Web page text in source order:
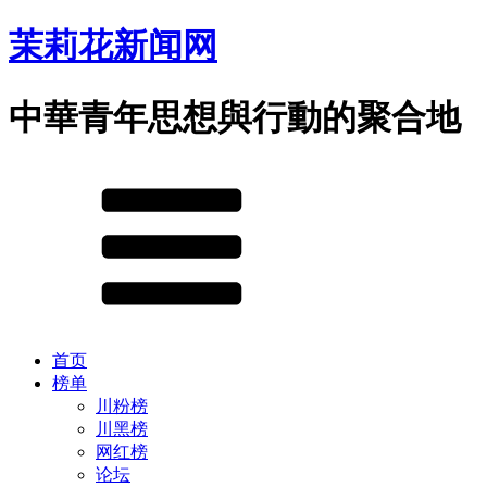
茉莉花新闻网
中華青年思想與行動的聚合地
首页
榜单
川粉榜
川黑榜
网红榜
论坛